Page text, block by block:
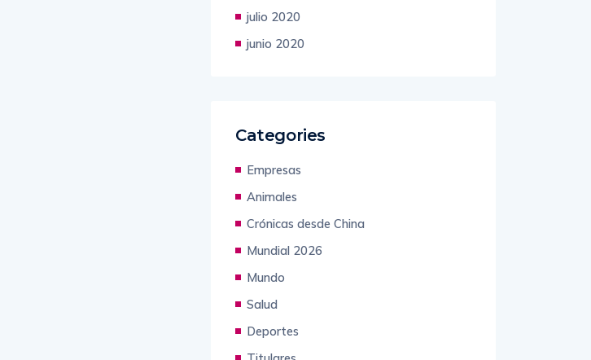
julio 2020
junio 2020
Categories
Empresas
Animales
Crónicas desde China
Mundial 2026
Mundo
Salud
Deportes